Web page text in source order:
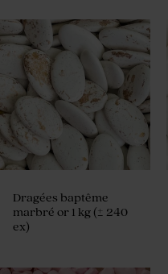
Dragées baptême
marbré or 1 kg (± 240
ex)